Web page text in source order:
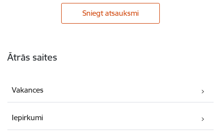
Sniegt atsauksmi
Ātrās saites
Vakances
Iepirkumi